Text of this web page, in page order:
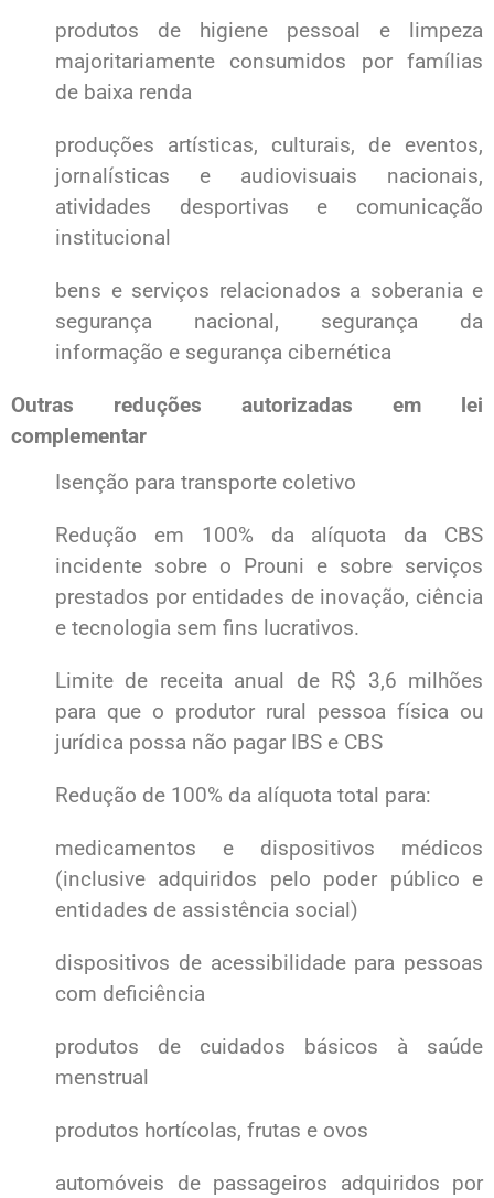
produtos de higiene pessoal e limpeza
majoritariamente consumidos por famílias
de baixa renda
produções artísticas, culturais, de eventos,
jornalísticas e audiovisuais nacionais,
atividades desportivas e comunicação
institucional
bens e serviços relacionados a soberania e
segurança nacional, segurança da
informação e segurança cibernética
Outras reduções autorizadas em lei
complementar
Isenção para transporte coletivo
Redução em 100% da alíquota da CBS
incidente sobre o Prouni e sobre serviços
prestados por entidades de inovação, ciência
e tecnologia sem fins lucrativos.
Limite de receita anual de R$ 3,6 milhões
para que o produtor rural pessoa física ou
jurídica possa não pagar IBS e CBS
Redução de 100% da alíquota total para:
medicamentos e dispositivos médicos
(inclusive adquiridos pelo poder público e
entidades de assistência social)
dispositivos de acessibilidade para pessoas
com deficiência
produtos de cuidados básicos à saúde
menstrual
produtos hortícolas, frutas e ovos
automóveis de passageiros adquiridos por